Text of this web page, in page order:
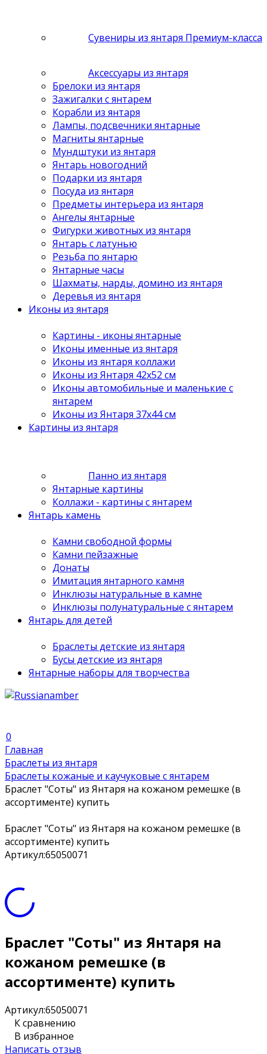
Сувениры из янтаря Премиум-класса
Аксессуары из янтаря
Брелоки из янтаря
Зажигалки с янтарем
Корабли из янтаря
Лампы, подсвечники янтарные
Магниты янтарные
Мундштуки из янтаря
Янтарь новогодний
Подарки из янтаря
Посуда из янтаря
Предметы интерьера из янтаря
Ангелы янтарные
Фигурки животных из янтаря
Янтарь с латунью
Резьба по янтарю
Янтарные часы
Шахматы, нарды, домино из янтаря
Деревья из янтаря
Иконы из янтаря
Картины - иконы янтарные
Иконы именные из янтаря
Иконы из янтаря коллажи
Иконы из Янтаря 42х52 см
Иконы автомобильные и маленькие с
янтарем
Иконы из Янтаря 37х44 см
Картины из янтаря
Панно из янтаря
Янтарные картины
Коллажи - картины с янтарем
Янтарь камень
Камни свободной формы
Камни пейзажные
Донаты
Имитация янтарного камня
Инклюзы натуральные в камне
Инклюзы полунатуральные с янтарем
Янтарь для детей
Браслеты детские из янтаря
Бусы детские из янтаря
Янтарные наборы для творчества
0
Главная
Браслеты из янтаря
Браслеты кожаные и каучуковые с янтарем
Браслет "Соты" из Янтаря на кожаном ремешке (в
ассортименте) купить
Браслет "Соты" из Янтаря на кожаном ремешке (в
ассортименте) купить
Артикул:65050071
Браслет "Соты" из Янтаря на
кожаном ремешке (в
ассортименте) купить
Артикул:65050071
К сравнению
В избранное
Написать отзыв